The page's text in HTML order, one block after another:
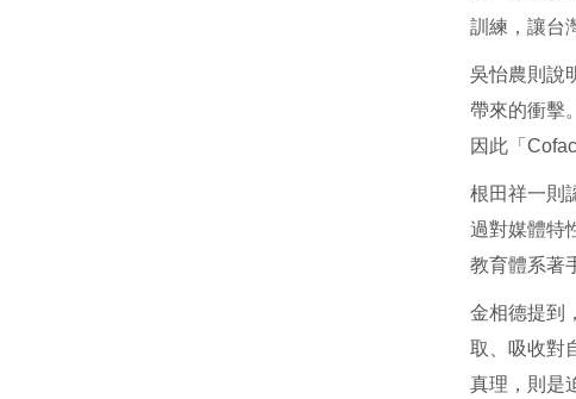
訓練，讓台
吳怡農則說
帶來的衝擊
因此「
根田祥一則
過對媒體特
教育體系著
金相德提到
取、吸收對
真理，則是